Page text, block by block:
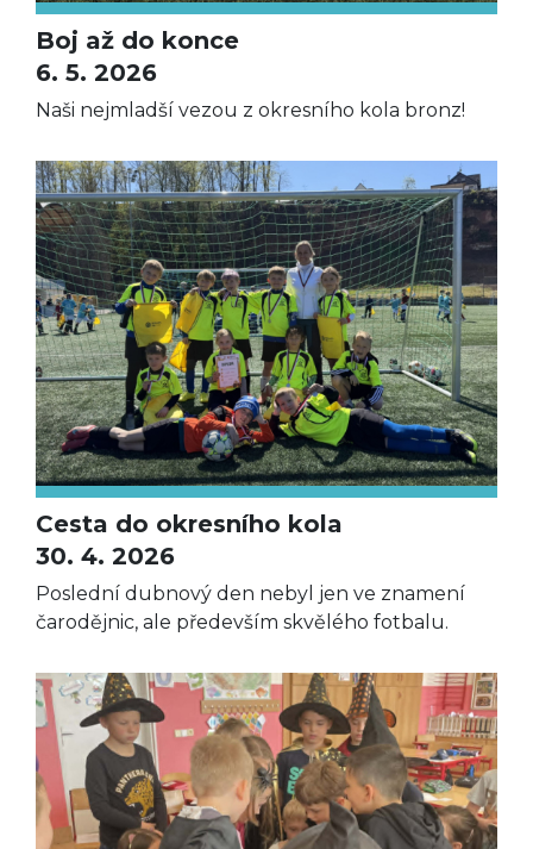
Boj až do konce
6. 5. 2026
Naši nejmladší vezou z okresního kola bronz!
Cesta do okresního kola
30. 4. 2026
Poslední dubnový den nebyl jen ve znamení
čarodějnic, ale především skvělého fotbalu.